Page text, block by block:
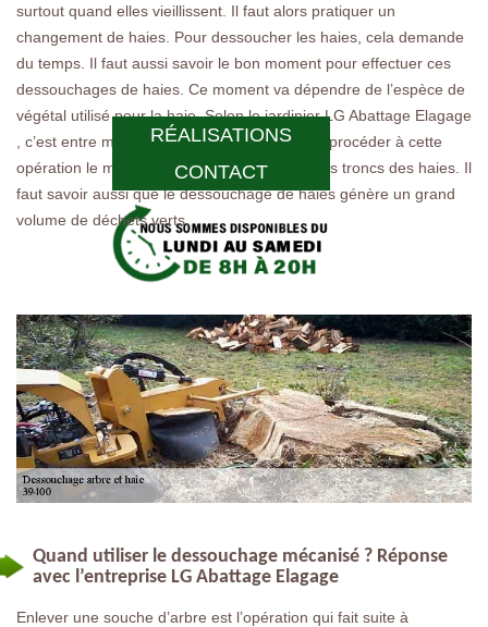
RÉALISATIONS
CONTACT
surtout quand elles vieillissent. Il faut alors pratiquer un
changement de haies. Pour dessoucher les haies, cela demande
du temps. Il faut aussi savoir le bon moment pour effectuer ces
dessouchages de haies. Ce moment va dépendre de l’espèce de
végétal utilisé pour la haie. Selon le jardinier LG Abattage Elagage
, c’est entre mi-avril et mi-octobre qu’on peut procéder à cette
opération le mieux possible. Il faut dénuder les troncs des haies. Il
faut savoir aussi que le dessouchage de haies génère un grand
volume de déchets verts.
Quand utiliser le dessouchage mécanisé ? Réponse
avec l’entreprise LG Abattage Elagage
Enlever une souche d’arbre est l’opération qui fait suite à